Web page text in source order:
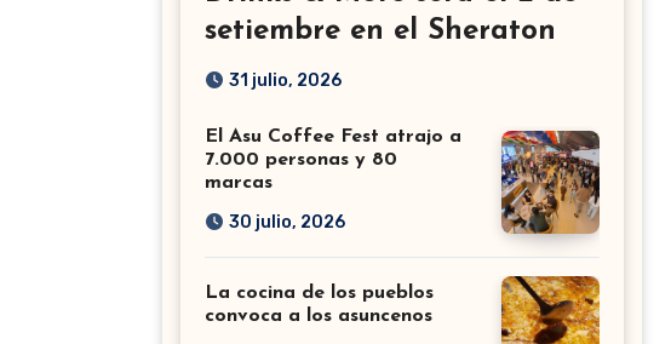
setiembre en el Sheraton
31 julio, 2026
El Asu Coffee Fest atrajo a
7.000 personas y 80
marcas
30 julio, 2026
La cocina de los pueblos
convoca a los asuncenos